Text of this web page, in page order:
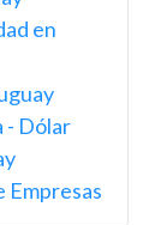
en
- Dólar
Empresas